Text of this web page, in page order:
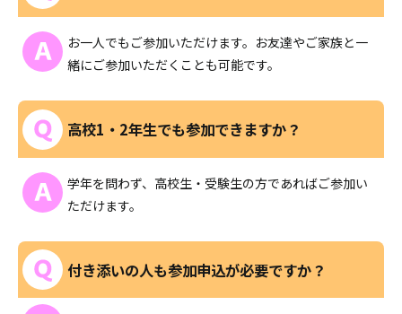
お一人でもご参加いただけます。お友達やご家族と一
緒にご参加いただくことも可能です。
高校1・2年生でも参加できますか？
学年を問わず、高校生・受験生の方であればご参加い
ただけます。
付き添いの人も参加申込が必要ですか？